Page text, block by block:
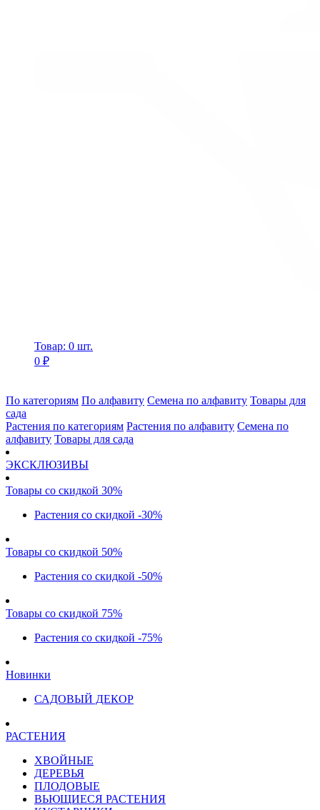
Товар: 0 шт.
0 ₽
По категориям По алфавиту Семена по алфавиту Товары для
сада
Растения по категориям Растения по алфавиту Семена по
алфавиту Товары для сада
ЭКСКЛЮЗИВЫ
Товары со скидкой 30%
Растения со скидкой -30%
Товары со скидкой 50%
Растения со скидкой -50%
Товары со скидкой 75%
Растения со скидкой -75%
Новинки
САДОВЫЙ ДЕКОР
РАСТЕНИЯ
ХВОЙНЫЕ
ДЕРЕВЬЯ
ПЛОДОВЫЕ
ВЬЮЩИЕСЯ РАСТЕНИЯ